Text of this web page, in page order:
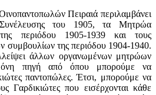
Πειραιά περιλαμβάνει
του 1905, τα Μητρώα
περιόδου 1905-1939 και τους
συμβουλίων της περιόδου 1904-1940.
άλλων οργανωμένων μητρώων
πηγή από όπου μπορούμε να
παντοπώλες. Έτσι, μπορούμε να
Γαρδικιώτες που εισέρχονται κάθε